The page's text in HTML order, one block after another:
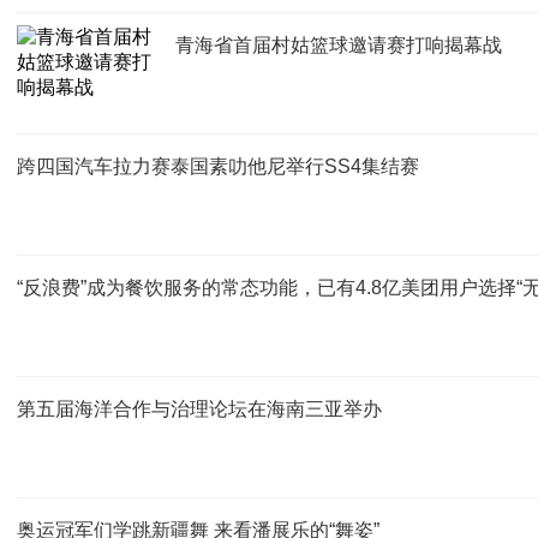
青海省首届村姑篮球邀请赛打响揭幕战
跨四国汽车拉力赛泰国素叻他尼举行SS4集结赛
“反浪费”成为餐饮服务的常态功能，已有4.8亿美团用户选择“
第五届海洋合作与治理论坛在海南三亚举办
奥运冠军们学跳新疆舞 来看潘展乐的“舞姿”